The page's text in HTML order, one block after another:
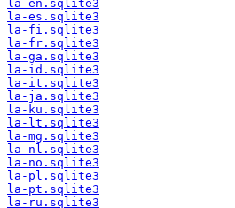
la-en.sqlite3
la-es.sqlite3
la-fi.sqlite3
la-fr.sqlite3
la-ga.sqlite3
la-id.sqlite3
la-it.sqlite3
la-ja.sqlite3
la-ku.sqlite3
la-lt.sqlite3
la-mg.sqlite3
la-nl.sqlite3
la-no.sqlite3
la-pl.sqlite3
la-pt.sqlite3
la-ru.sqlite3